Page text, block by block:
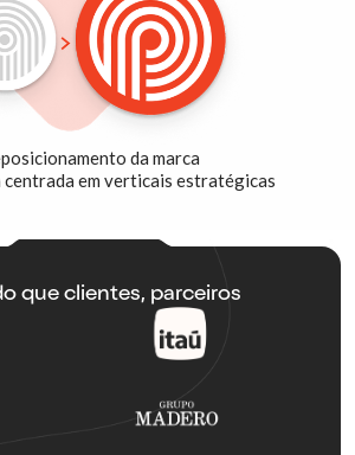
da marca
em verticais estratégicas
que clientes, parceiros